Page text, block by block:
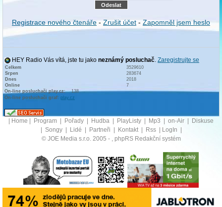
Registrace nového čtenáře - Zrušit účet - Zapomněl jsem heslo
HEY Radio Vás vítá, jste tu jako neznámý posluchač. Zaregistrujte se
Celkem
3529610
Srpen
283674
Dnes
2018
Online
7
On-line posluchači play.cz:
138
On-line posluchači graf: play.cz
Home Program Pořady Hudba PlayListy Mp3 on-Air
Diskuse
Songy Lidé Partneři Kontakt Rss LogIn
© JOE Media s.r.o. 2005 - , phpRS Redakční systém